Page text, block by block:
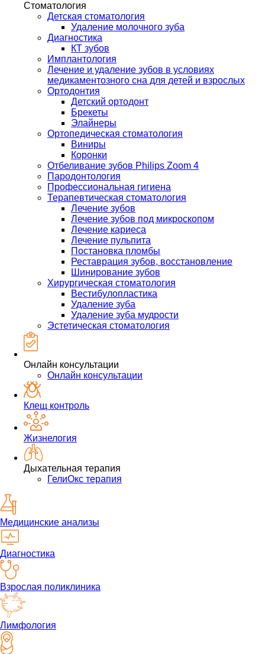
Стоматология
Детская стоматология
Удаление молочного зуба
Диагностика
КТ зубов
Имплантология
Лечение и удаление зубов в условиях
медикаментозного сна для детей и взрослых
Ортодонтия
Детский ортодонт
Брекеты
Элайнеры
Ортопедическая стоматология
Виниры
Коронки
Отбеливание зубов Philips Zoom 4
Пародонтология
Профессиональная гигиена
Терапевтическая стоматология
Лечение зубов
Лечение зубов под микроскопом
Лечение кариеса
Лечение пульпита
Постановка пломбы
Реставрация зубов, восстановление
Шинирование зубов
Хирургическая стоматология
Вестибулопластика
Удаление зуба
Удаление зуба мудрости
Эстетическая стоматология
Онлайн консультации
Онлайн консультации
Клещ контроль
Жизнелогия
Дыхательная терапия
ГелиОкс терапия
Медицинские анализы
Диагностика
Взрослая поликлиника
Лимфология